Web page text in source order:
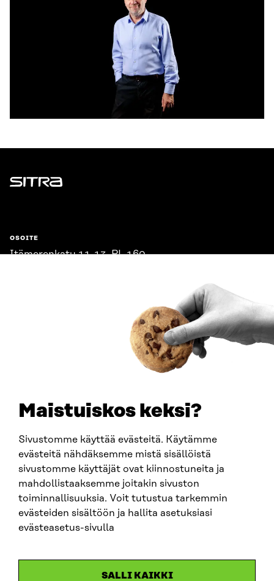
Maistuiskos keksi?
Sivustomme käyttää evästeitä. Käytämme
evästeitä nähdäksemme mistä sisällöistä
sivustomme käyttäjät ovat kiinnostuneita ja
mahdollistaaksemme joitakin sivuston
toiminnallisuuksia. Voit tutustua tarkemmin
evästeiden sisältöön ja hallita asetuksiasi
evästeasetus-sivulla
SALLI KAIKKI
Sitra
OSOITE
Itämerenkatu 11-13, PL 160,
SITRA SOSIAALISESSA MEDIASSA
LinkedIn
Instagram
YouTube